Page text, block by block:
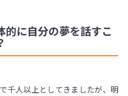
的に自分の夢を話すこ
千人以上としてきましたが、明